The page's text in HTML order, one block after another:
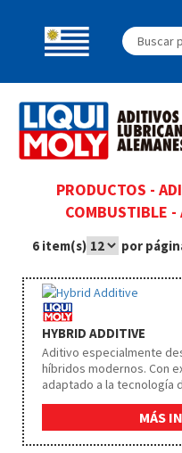
PRODUCTOS -
COMBUSTIBLE -
6 item(s) por
HYBRID ADDITIVE
Aditivo especialmente
híbridos modernos. Con
adaptado a la tecnología
protege de la corrosión.
protege del
MÁS